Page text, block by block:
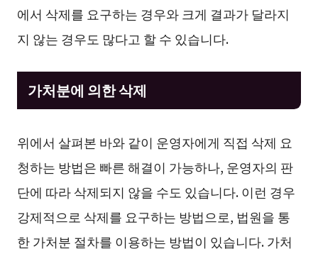
에서 삭제를 요구하는 경우와 크게 결과가 달라지
지 않는 경우도 많다고 할 수 있습니다.
가처분에 의한 삭제
위에서 살펴본 바와 같이 운영자에게 직접 삭제 요
청하는 방법은 빠른 해결이 가능하나, 운영자의 판
단에 따라 삭제되지 않을 수도 있습니다. 이런 경우
강제적으로 삭제를 요구하는 방법으로, 법원을 통
한 가처분 절차를 이용하는 방법이 있습니다. 가처